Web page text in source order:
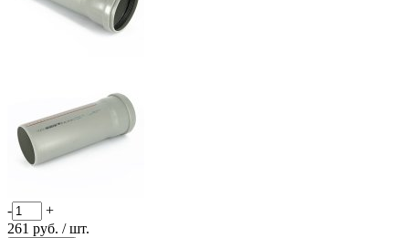
-
+
261 руб. / шт.